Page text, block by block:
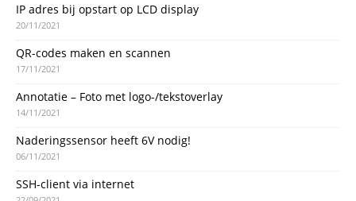
IP adres bij opstart op LCD display
20/11/2021
QR-codes maken en scannen
17/11/2021
Annotatie – Foto met logo-/tekstoverlay
14/11/2021
Naderingssensor heeft 6V nodig!
06/11/2021
SSH-client via internet